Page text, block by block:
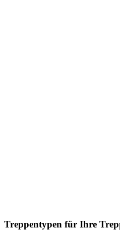
Treppentypen für Ihre